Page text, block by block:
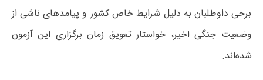
برخی داوطلبان به دلیل شرایط خاص کشور و پیامدهای ناشی از
وضعیت جنگی اخیر، خواستار تعویق زمان برگزاری این آزمون
شده‌اند.